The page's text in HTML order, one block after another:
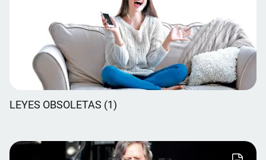
LEYES OBSOLETAS (1)